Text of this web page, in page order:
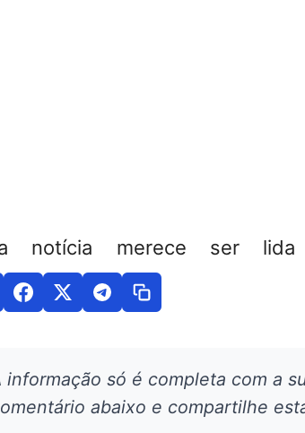
notícia merece ser
informação só é completa com a
abaixo e compartilhe